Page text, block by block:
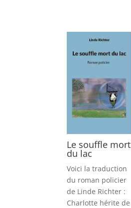
Le souffle mort
du lac
Voici la traduction
du roman policier
de Linde Richter :
Charlotte hérite de